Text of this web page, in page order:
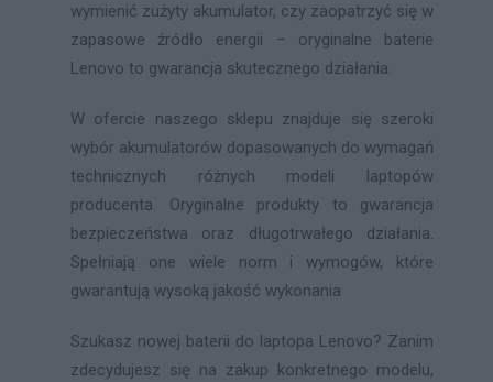
wymienić zużyty akumulator, czy zaopatrzyć się w
zapasowe źródło energii – oryginalne baterie
Lenovo to gwarancja skutecznego działania.
W ofercie naszego sklepu znajduje się szeroki
wybór akumulatorów dopasowanych do wymagań
technicznych różnych modeli laptopów
producenta. Oryginalne produkty to gwarancja
bezpieczeństwa oraz długotrwałego działania.
Spełniają one wiele norm i wymogów, które
gwarantują wysoką jakość wykonania
Szukasz nowej baterii do laptopa Lenovo? Zanim
zdecydujesz się na zakup konkretnego modelu,